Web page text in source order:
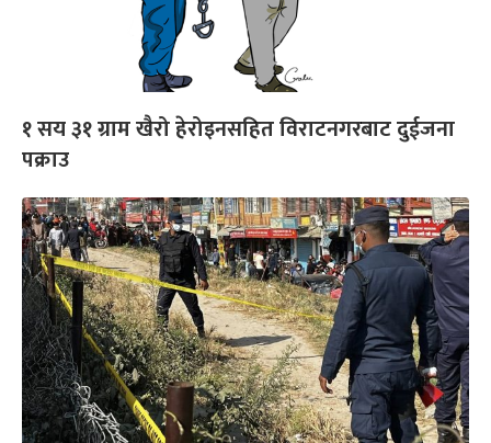
१ सय ३१ ग्राम खैरो हेरोइनसहित विराटनगरबाट दुईजना
पक्राउ